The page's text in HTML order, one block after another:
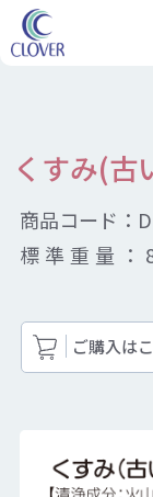
くすみ(古
商品コード：
標準重量：
ご購入は